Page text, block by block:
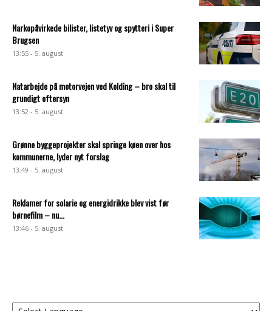
Narkopåvirkede bilister, listetyv og spytteri i Super
Brugsen
13:55 - 5. august
Natarbejde på motorvejen ved Kolding – bro skal til
grundigt eftersyn
13:52 - 5. august
Grønne byggeprojekter skal springe køen over hos
kommunerne, lyder nyt forslag
13:49 - 5. august
Reklamer for solarie og energidrikke blev vist før
børnefilm – nu...
13:46 - 5. august